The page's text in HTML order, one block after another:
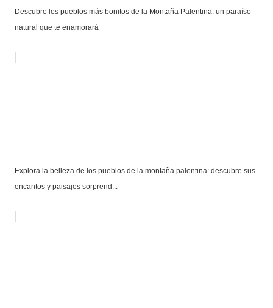
Descubre los pueblos más bonitos de la Montaña Palentina: un paraíso
natural que te enamorará
Explora la belleza de los pueblos de la montaña palentina: descubre sus
encantos y paisajes sorprend...